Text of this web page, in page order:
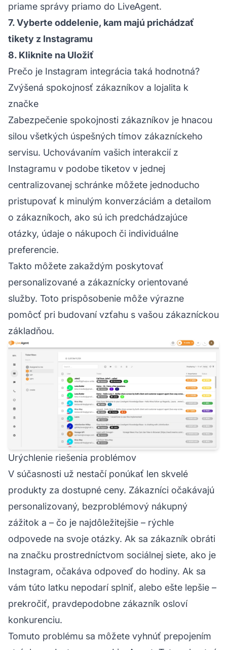
priame správy priamo do LiveAgent.
7. Vyberte oddelenie, kam majú prichádzať
tikety z Instagramu
8. Kliknite na Uložiť
Prečo je Instagram integrácia taká hodnotná?
Zvýšená spokojnosť zákazníkov a lojalita k
značke
Zabezpečenie spokojnosti zákazníkov je hnacou
silou všetkých úspešných tímov zákazníckeho
servisu. Uchovávaním vašich interakcií z
Instagramu v podobe tiketov v jednej
centralizovanej schránke môžete jednoducho
pristupovať k minulým konverzáciám a detailom
o zákazníkoch, ako sú ich predchádzajúce
otázky, údaje o nákupoch či individuálne
preferencie.
Takto môžete zakaždým poskytovať
personalizované a zákaznícky orientované
služby. Toto prispôsobenie môže výrazne
pomôcť pri budovaní vzťahu s vašou zákazníckou
základňou.
Urýchlenie riešenia problémov
V súčasnosti už nestačí ponúkať len skvelé
produkty za dostupné ceny. Zákazníci očakávajú
personalizovaný, bezproblémový nákupný
zážitok a – čo je najdôležitejšie – rýchle
odpovede na svoje otázky. Ak sa zákazník obráti
na značku prostredníctvom sociálnej siete, ako je
Instagram, očakáva odpoveď do hodiny. Ak sa
vám túto latku nepodarí splniť, alebo ešte lepšie –
prekročiť, pravdepodobne zákazník osloví
konkurenciu.
Tomuto problému sa môžete vyhnúť prepojením